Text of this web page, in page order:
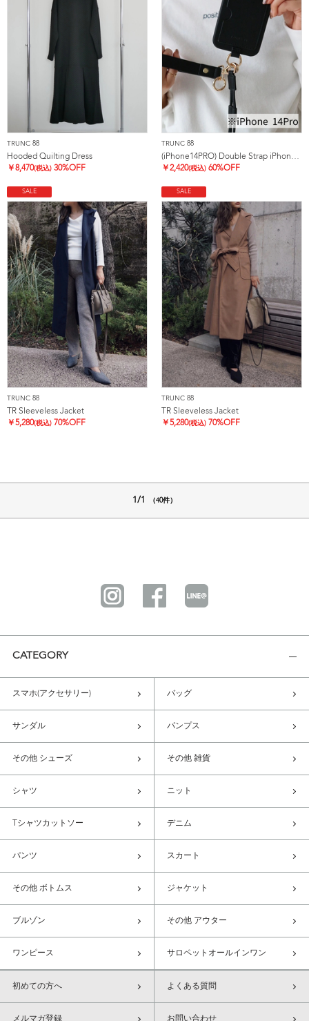
TRUNC 88
Hooded Quilting Dress
￥8,470(税込) 30%OFF
TRUNC 88
(iPhone14PRO) Double Strap iPhone Case
￥2,420(税込) 60%OFF
SALE
TRUNC 88
TR Sleeveless Jacket
￥5,280(税込) 70%OFF
SALE
TRUNC 88
TR Sleeveless Jacket
￥5,280(税込) 70%OFF
1/1 （40件）
CATEGORY
スマホ(アクセサリー) バッグ
サンダル パンプス
その他 シューズ その他 雑貨
シャツ ニット
Tシャツカットソー デニム
パンツ スカート
その他 ボトムス ジャケット
ブルゾン その他 アウター
ワンピース サロペットオールインワン
初めての方へ よくある質問
メルマガ登録 お問い合わせ